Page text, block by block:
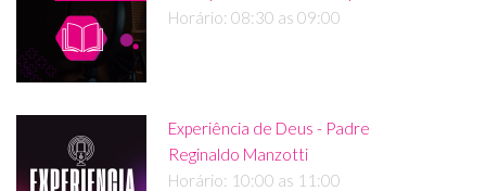
Horário: 08:30 as 09:00
Experiência de Deus - Padre
Reginaldo Manzotti
Horário: 10:00 as 11:00